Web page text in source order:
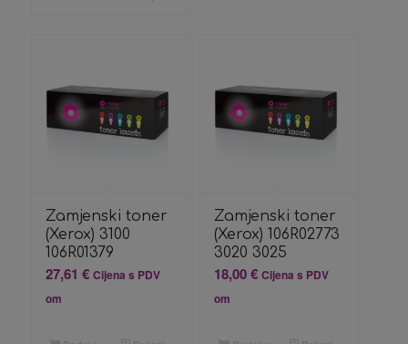
Zamjenski toner
(Xerox) 3100
106R01379
27,61 € Cijena s PDV
om
Zamjenski toner
(Xerox) 106R02773
3020 3025
18,00€ Cijena s PDV
om